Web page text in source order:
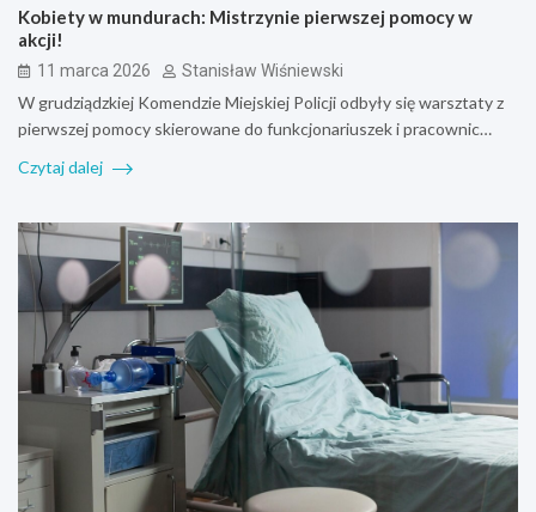
Kobiety w mundurach: Mistrzynie pierwszej pomocy w
akcji!
11 marca 2026 Stanisław Wiśniewski
W grudziądzkiej Komendzie Miejskiej Policji odbyły się warsztaty z
pierwszej pomocy skierowane do funkcjonariuszek i pracownic…
Czytaj dalej